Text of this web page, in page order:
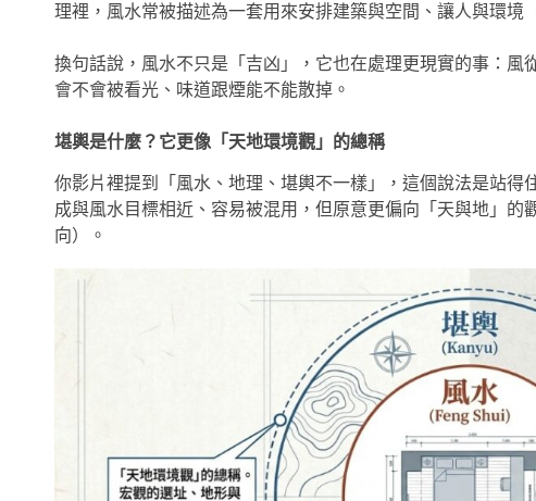
理裡，風水常被描述為一套用來安排建築與空間、讓人與環境
換句話說，風水不只是「吉凶」，它也在處理更現實的事：風
會不會被看光、味道跟煙能不能散掉。
堪輿是什麼？它更像「天地環境觀」的總稱
你影片裡提到「風水、地理、堪輿不一樣」，這個說法是站
成與風水目標相近、容易被混用，但原意更偏向「天與地」的
向）。